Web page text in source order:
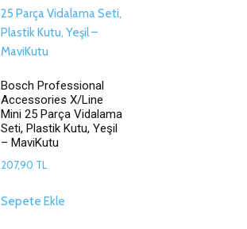
Bosch Professional
Accessories X/Line
Mini 25 Parça Vidalama
Seti, Plastik Kutu, Yeşil
– MaviKutu
207,90 TL
Sepete Ekle